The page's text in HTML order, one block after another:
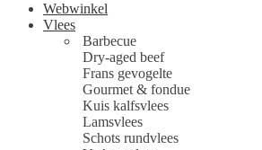
Webwinkel
Vlees
Barbecue
Dry-aged beef
Frans gevogelte
Gourmet & fondue
Kuis kalfsvlees
Lamsvlees
Schots rundvlees